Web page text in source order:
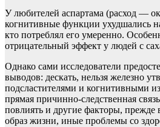
У любителей аспартама (расход —
когнитивные функции ухудшались
кто потреблял его умеренно.
отрицательный эффект у людей с
Однако сами исследователи
выводов: дескать, нельзя железно
подсластителями и когнитивными
прямая причинно-следственная
повлиять и другие факторы, прежде
образ жизни, иные проблемы со